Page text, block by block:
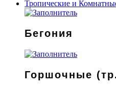
Тропические и
Бегония
Горшочные